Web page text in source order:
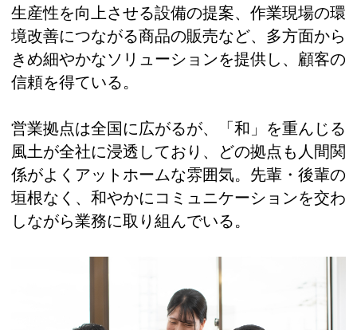
生産性を向上させる設備の提案、作業現場の環
境改善につながる商品の販売など、多方面から
きめ細やかなソリューションを提供し、顧客の
信頼を得ている。
営業拠点は全国に広がるが、「和」を重んじる
風土が全社に浸透しており、どの拠点も人間関
係がよくアットホームな雰囲気。先輩・後輩の
垣根なく、和やかにコミュニケーションを交わ
しながら業務に取り組んでいる。